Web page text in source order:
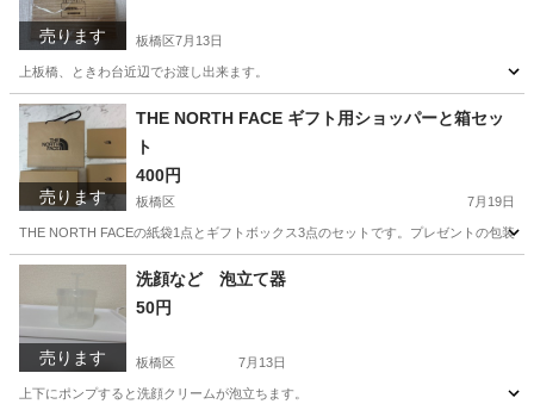
売ります 板橋区7月13日
上板橋、ときわ台近辺でお渡し出来ます。
東京 板橋区
売ります
THE NORTH FACE ギフト用ショッパーと箱セッ
ト
400円
板橋区 7月19日
THE NORTH FACEの紙袋1点とギフトボックス3点のセットです。プレゼントの包装
東京 板橋区 ラッピング用品
売ります
洗顔など 泡立て器
50円
板橋区 7月13日
上下にポンプすると洗顔クリームが泡立ちます。